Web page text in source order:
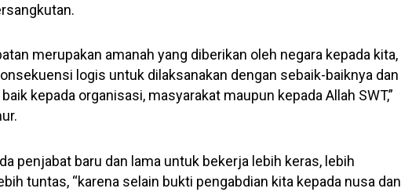
merupakan amanah yang diberikan oleh negara kepada kita,
logis untuk dilaksanakan dengan sebaik-baiknya dan
kepada organisasi, masyarakat maupun kepada Allah SWT,”
penjabat baru dan lama untuk bekerja lebih keras, lebih
tuntas, “karena selain bukti pengabdian kita kepada nusa dan